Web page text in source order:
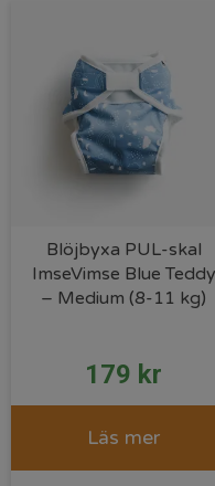
Blöjbyxa PUL-skal
ImseVimse Blue Teddy
– Medium (8-11 kg)
179 kr
Läs mer